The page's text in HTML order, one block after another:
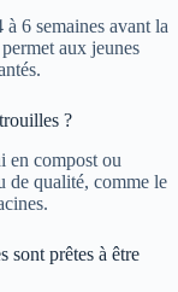
6 semaines avant la
aux jeunes
?
en compost ou
de qualité, comme le
sont prêtes à être